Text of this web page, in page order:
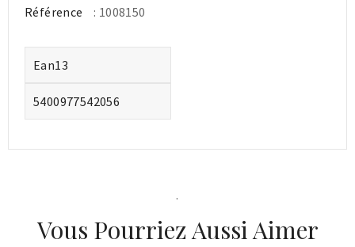
Référence : 1008150
Ean13
5400977542056
.
Vous Pourriez Aussi Aimer